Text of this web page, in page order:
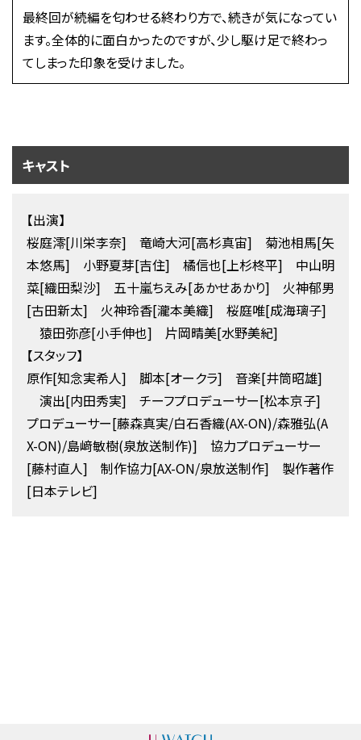
最終回が続編を匂わせる終わり方で、続きが気になってい
ます。全体的に面白かったのですが、少し駆け足で終わっ
てしまった印象を受けました。
キャスト
【出演】
桜庭澪[川栄李奈] 竜崎大河[高杉真宙] 菊池相馬[矢
本悠馬] 小野夏芽[吉住] 橘信也[上杉柊平] 中山明
菜[織田梨沙] 五十嵐ちえみ[あかせあかり] 火神郁男
[古田新太] 火神玲香[瀧本美織] 桜庭唯[成海璃子]
猿田弥彦[小手伸也] 片岡晴美[水野美紀]
【スタッフ】
原作[知念実希人] 脚本[オークラ] 音楽[井筒昭雄]
演出[内田秀実] チーフプロデューサー[松本京子]
プロデューサー[藤森真実/白石香織(AX-ON)/森雅弘(A
X-ON)/島﨑敏樹(泉放送制作)] 協力プロデューサー
[藤村直人] 制作協力[AX-ON/泉放送制作] 製作著作
[日本テレビ]